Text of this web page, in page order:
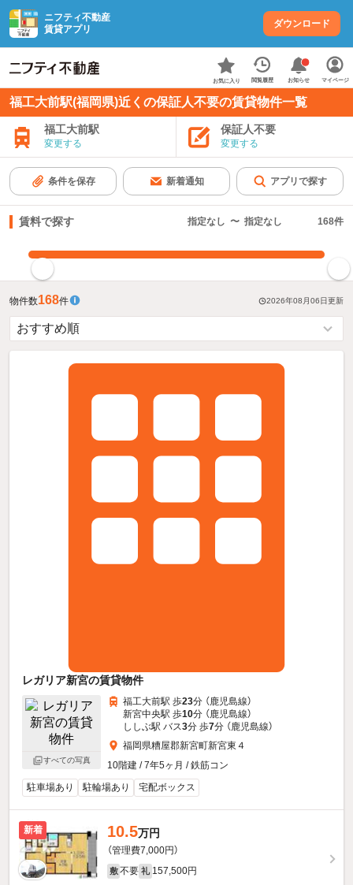
ニフティ不動産
賃貸アプリ
ダウンロード
お気に入り 閲覧履歴 お知らせ マイページ
福工大前駅(福岡県)近くの保証人不要の賃貸物件一覧
福工大前駅
変更する
保証人不要
変更する
条件を保存 新着通知 アプリで探す
賃料で探す 指定なし 〜 指定なし 168件
物件数168件 2026年08月06日更新
レガリア新宮の賃貸物件
すべての写真
福工大前駅 歩23分 （鹿児島線）
新宮中央駅 歩10分 （鹿児島線）
ししぶ駅 バス3分 歩7分 （鹿児島線）
福岡県糟屋郡新宮町新宮東４
10階建 / 7年5ヶ月 / 鉄筋コン
駐車場あり
駐輪場あり 宅配ボックス
新着 10.5万円
（管理費7,000円）
敷 不要 礼 157,500円